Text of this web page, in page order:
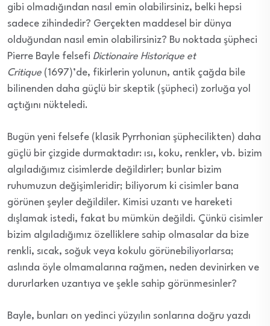
gibi olmadığından nasıl emin olabilirsiniz, belki hepsi
sadece zihindedir? Gerçekten maddesel bir dünya
olduğundan nasıl emin olabilirsiniz? Bu noktada şüpheci
Pierre Bayle felsefi Dictionaire Historique et
Critique (1697)’de, fikirlerin yolunun, antik çağda bile
bilinenden daha güçlü bir skeptik (şüpheci) zorluğa yol
açtığını nükteledi.
Bugün yeni felsefe (klasik Pyrrhonian şüphecilikten) daha
güçlü bir çizgide durmaktadır: ısı, koku, renkler, vb. bizim
algıladığımız cisimlerde değildirler; bunlar bizim
ruhumuzun değişimleridir; biliyorum ki cisimler bana
görünen şeyler değildiler. Kimisi uzantı ve hareketi
dışlamak istedi, fakat bu mümkün değildi. Çünkü cisimler
bizim algıladığımız özelliklere sahip olmasalar da bize
renkli, sıcak, soğuk veya kokulu görünebiliyorlarsa;
aslında öyle olmamalarına rağmen, neden devinirken ve
dururlarken uzantıya ve şekle sahip görünmesinler?
Bayle, bunları on yedinci yüzyılın sonlarına doğru yazdı